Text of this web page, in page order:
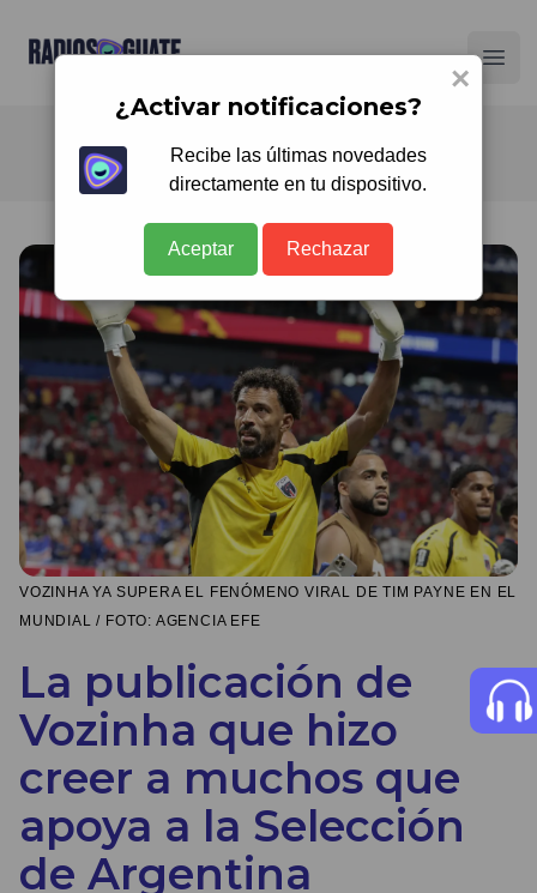
Radios Guate
VOZINHA YA SUPERA EL FENÓMENO VIRAL DE TIM PAYNE EN EL
MUNDIAL / FOTO: AGENCIA EFE
La publicación de
Vozinha que hizo
creer a muchos que
apoya a la Selección
de Argentina
×
¿Activar notificaciones?
Recibe las últimas novedades
directamente en tu dispositivo.
Aceptar Rechazar